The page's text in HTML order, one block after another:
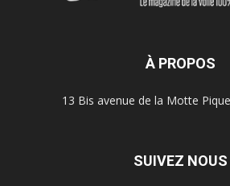
À PROPOS
13 Bis avenue de la Motte
SUIVEZ NOUS